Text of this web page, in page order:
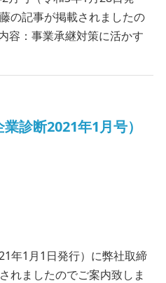
の記事が掲載されましたの
容：事業承継対策に活かす
診断2021年1月号）
年1月1日発行）に弊社取締
れましたのでご案内致しま